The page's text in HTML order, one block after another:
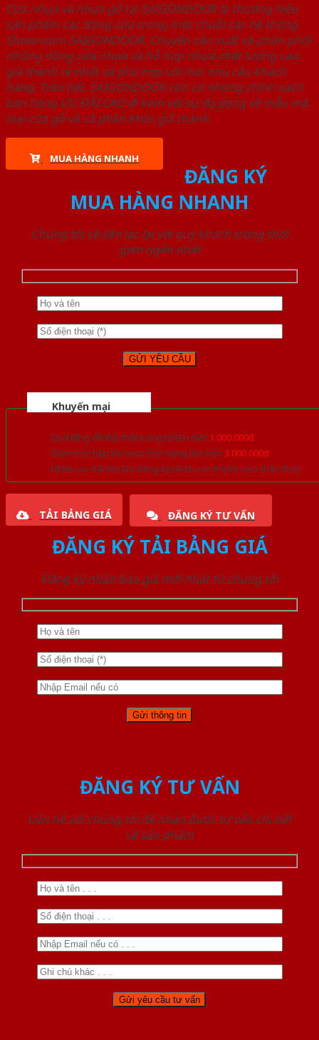
Cửa nhựa và nhựa gỗ tại SAIGONDOOR là thương hiệu
sản phẩm các dòng cửa trong một chuỗi các hệ thống
Showroom SAIGONDOOR. Chuyên sản xuất và phân phối
những dòng cửa nhựa và hỗ hợp nhựa chất lượng cao,
giá thành rẻ nhất và phù hợp với mọi nhu cầu khách
hàng. Trên hết, SAIGONDOOR còn có những chính sách
bán hàng ƯU ĐÃI CAO đi kèm với sự đa dạng về mẫu mã,
loại cửa gỗ và cả phân khúc giá thành.
MUA HÀNG NHANH
ĐĂNG KÝ
MUA HÀNG NHANH
Chúng tôi sẽ liên lạc lại với quý khách trong thời
gian ngắn nhất
Khuyến mại
Quà tặng đồ nội thất trang trí lên đến 1.000.000đ
Giảm trực tiếp khi mua đơn hàng lớn hơn 3.000.000đ
Nhiều ưu đãi lớn khi đăng ký tài khoản thành viên thân thiết
TẢI BẢNG GIÁ ĐĂNG KÝ TƯ VẤN
ĐĂNG KÝ TẢI BẢNG GIÁ
Đăng ký nhận báo giá mới nhất từ chúng tôi
ĐĂNG KÝ TƯ VẤN
Liên hệ với chúng tôi để nhận được tư vấn chi tiết
về sản phẩm